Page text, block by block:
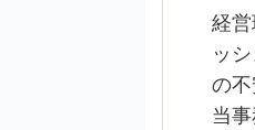
経
ッ
の
当